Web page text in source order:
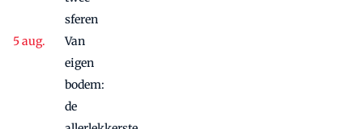
sferen
Van
eigen
bodem:
de